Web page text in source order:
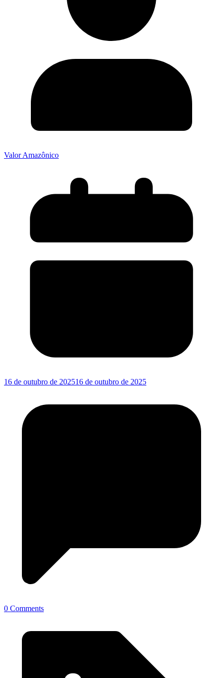
Valor Amazônico
16 de outubro de 202516 de outubro de 2025
0 Comments